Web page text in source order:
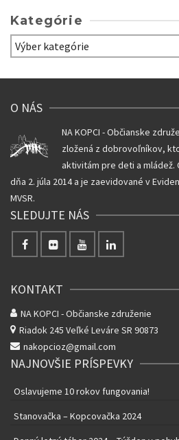
Kategórie
Kategórie
O NÁS
NA KOPCI - Občianske
zložená z dobrovoľníkov,
aktivitám pre deti a mládež.
dňa 2. júla 2014 a je zaevidované v
MVSR.
SLEDUJTE NÁS
KONTAKT
NA KOPCI - Občianske združenie
Riadok 245 Veľké Leváre SR 90873
nakopcioz@gmail.com
NAJNOVŠIE PRÍSPEVKY
Oslavujeme 10 rokov fungovania!
Stanovačka – Kopcovačka 2024